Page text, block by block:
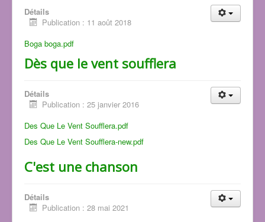
Détails
Publication : 11 août 2018
Boga boga.pdf
Dès que le vent soufflera
Détails
Publication : 25 janvier 2016
Des Que Le Vent Soufflera.pdf
Des Que Le Vent Soufflera-new.pdf
C'est une chanson
Détails
Publication : 28 mai 2021